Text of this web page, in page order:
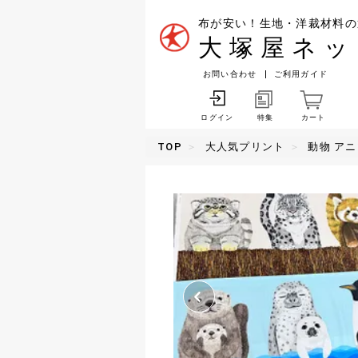
布が安い！生地・洋裁材料
大塚屋ネ
お問い合わせ ご利用ガイド
ログイン 特集 カート
TOP 大人気プリント 動物 ア